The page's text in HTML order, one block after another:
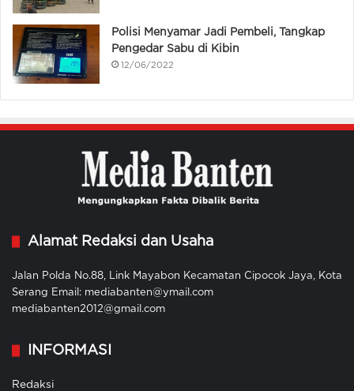
Polisi Menyamar Jadi Pembeli, Tangkap
Pengedar Sabu di Kibin
12/06/2022
Alamat Redaksi dan Usaha
Jalan Polda No.88, Link Mayabon Kecamatan Cipocok Jaya, Kota
Serang Email: mediabanten@ymail.com
mediabanten2012@gmail.com
INFORMASI
Redaksi